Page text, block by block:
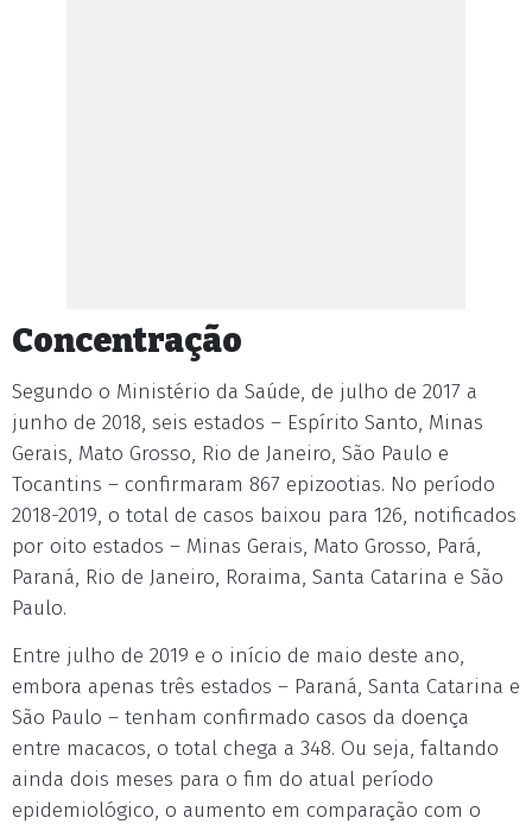
Concentração
Segundo o Ministério da Saúde, de julho de 2017 a
junho de 2018, seis estados – Espírito Santo, Minas
Gerais, Mato Grosso, Rio de Janeiro, São Paulo e
Tocantins – confirmaram 867 epizootias. No período
2018-2019, o total de casos baixou para 126, notificados
por oito estados – Minas Gerais, Mato Grosso, Pará,
Paraná, Rio de Janeiro, Roraima, Santa Catarina e São
Paulo.
Entre julho de 2019 e o início de maio deste ano,
embora apenas três estados – Paraná, Santa Catarina e
São Paulo – tenham confirmado casos da doença
entre macacos, o total chega a 348. Ou seja, faltando
ainda dois meses para o fim do atual período
epidemiológico, o aumento em comparação com o